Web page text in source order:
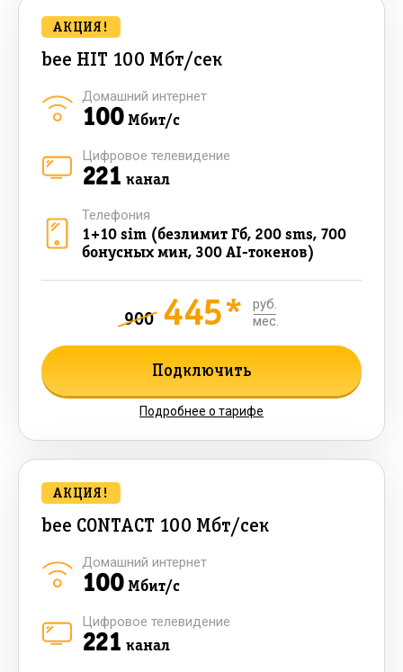
bee HIT 100 Мбт/сек
АКЦИЯ!
100Мбит/с
Домашний интернет
221 канал
Цифровое телевидение
1+10 sim (безлимит Гб, 200 sms, 700
бонусных мин, 300 AI-токенов)
Телефония
900 445*
руб.
мес.
Подключить
Подробнее о тарифе
bee CONTACT 100 Мбт/сек
АКЦИЯ!
100Мбит/с
Домашний интернет
221 канал
Цифровое телевидение